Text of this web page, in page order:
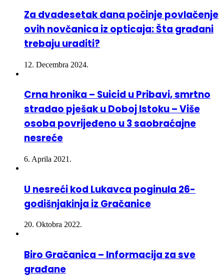
ovih novčanica iz opticaja: Šta građani
trebaju uraditi?
12. Decembra 2024.
stradao pješak u Doboj Istoku – Više
osoba povrijeđeno u 3 saobraćajne
nesreće
6. Aprila 2021.
godišnjakinja iz Gračanice
20. Oktobra 2022.
građane
30. Marta 2020.